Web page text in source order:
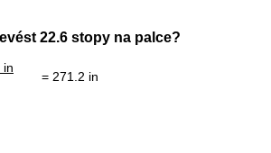
22.6 stopy na palce?
in
= 271.2 in